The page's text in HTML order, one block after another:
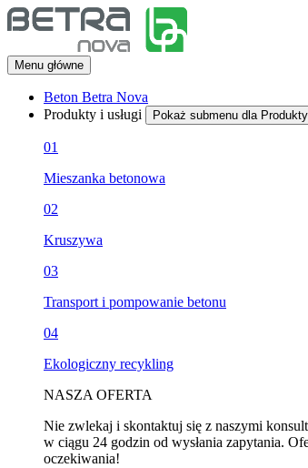
Menu główne
Beton Betra Nova
Produkty i usługi
Pokaż submenu dla Produkty
01
Mieszanka betonowa
02
Kruszywa
03
Transport i pompowanie betonu
04
Ekologiczny recykling
NASZA OFERTA
Nie zwlekaj i skontaktuj się z naszymi
w ciągu 24 godzin od wysłania zapytania.
oczekiwania!